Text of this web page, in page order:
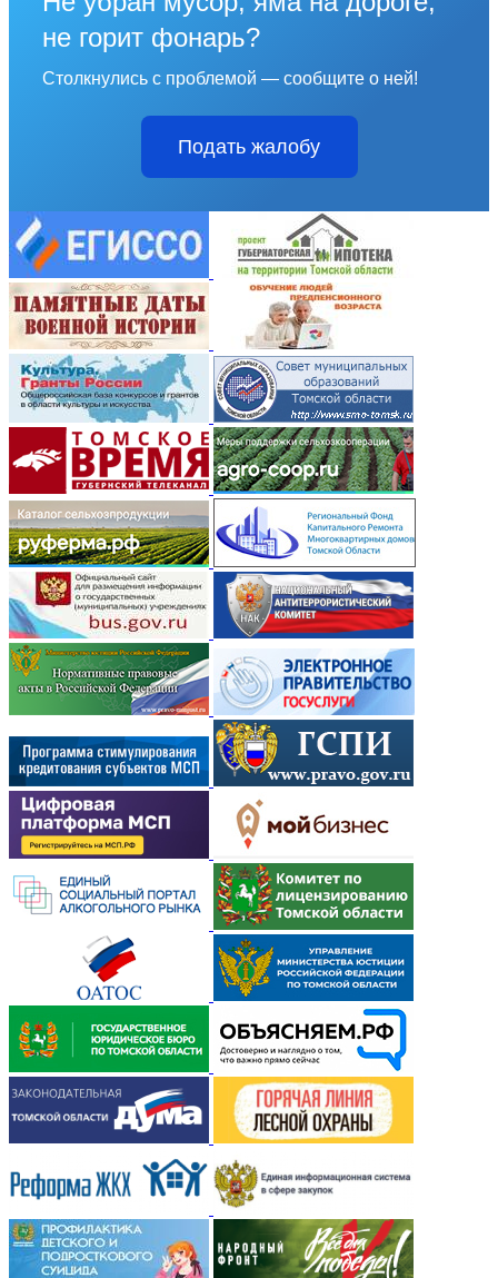
не горит фонарь?
Столкнулись с проблемой — сообщите о ней!
Подать жалобу